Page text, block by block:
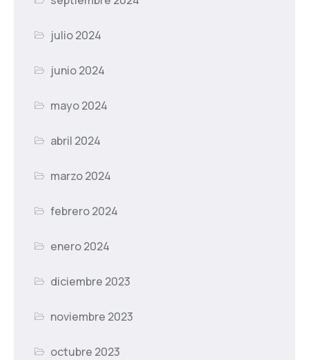
julio 2024
junio 2024
mayo 2024
abril 2024
marzo 2024
febrero 2024
enero 2024
diciembre 2023
noviembre 2023
octubre 2023